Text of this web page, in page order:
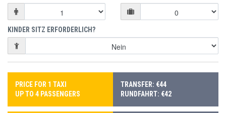
KINDER SITZ ERFORDERLICH?
PRICE FOR 1 TAXI
UP TO 4 PASSENGERS
TRANSFER: €44
RUNDFAHRT: €42